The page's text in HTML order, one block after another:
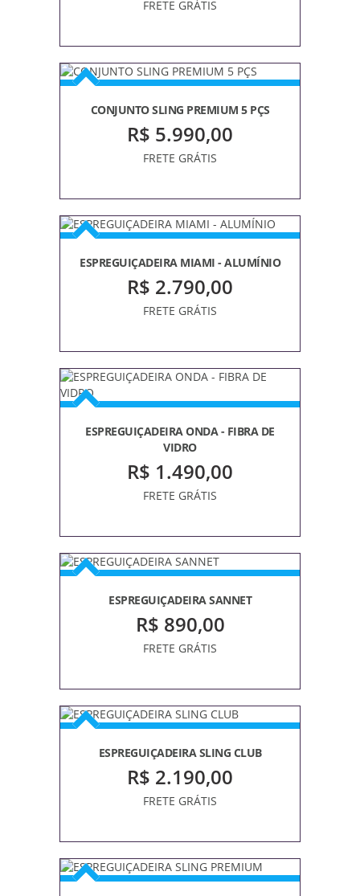
FRETE GRÁTIS
CONJUNTO SLING PREMIUM 5 PÇS
R$ 5.990,00
FRETE GRÁTIS
ESPREGUIÇADEIRA MIAMI - ALUMÍNIO
R$ 2.790,00
FRETE GRÁTIS
ESPREGUIÇADEIRA ONDA - FIBRA DE
VIDRO
R$ 1.490,00
FRETE GRÁTIS
ESPREGUIÇADEIRA SANNET
R$ 890,00
FRETE GRÁTIS
ESPREGUIÇADEIRA SLING CLUB
R$ 2.190,00
FRETE GRÁTIS